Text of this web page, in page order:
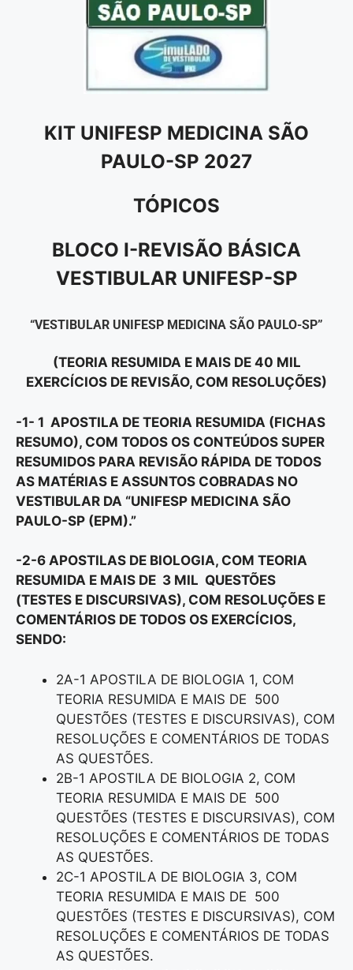
KIT UNIFESP MEDICINA SÃO
PAULO-SP 2027
TÓPICOS
BLOCO I-REVISÃO BÁSICA
VESTIBULAR UNIFESP-SP
“VESTIBULAR UNIFESP MEDICINA SÃO PAULO-SP”
(TEORIA RESUMIDA E MAIS DE 40 MIL
EXERCÍCIOS DE REVISÃO, COM RESOLUÇÕES)
-1- 1 APOSTILA DE TEORIA RESUMIDA (FICHAS
RESUMO), COM TODOS OS CONTEÚDOS SUPER
RESUMIDOS PARA REVISÃO RÁPIDA DE TODOS
AS MATÉRIAS E ASSUNTOS COBRADAS NO
VESTIBULAR DA “UNIFESP MEDICINA SÃO
PAULO-SP (EPM).”
-2-6 APOSTILAS DE BIOLOGIA, COM TEORIA
RESUMIDA E MAIS DE 3 MIL QUESTÕES
(TESTES E DISCURSIVAS), COM RESOLUÇÕES E
COMENTÁRIOS DE TODOS OS EXERCÍCIOS,
SENDO:
2A-1 APOSTILA DE BIOLOGIA 1, COM
TEORIA RESUMIDA E MAIS DE 500
QUESTÕES (TESTES E DISCURSIVAS), COM
RESOLUÇÕES E COMENTÁRIOS DE TODAS
AS QUESTÕES.
2B-1 APOSTILA DE BIOLOGIA 2, COM
TEORIA RESUMIDA E MAIS DE 500
QUESTÕES (TESTES E DISCURSIVAS), COM
RESOLUÇÕES E COMENTÁRIOS DE TODAS
AS QUESTÕES.
2C-1 APOSTILA DE BIOLOGIA 3, COM
TEORIA RESUMIDA E MAIS DE 500
QUESTÕES (TESTES E DISCURSIVAS), COM
RESOLUÇÕES E COMENTÁRIOS DE TODAS
AS QUESTÕES.